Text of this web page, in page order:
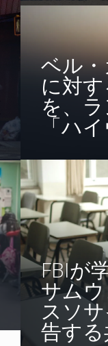
ベル
に対
を、
「ハ
FBIが
サム
スソ
告す